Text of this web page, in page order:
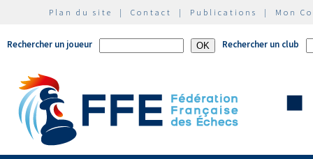
Plan du site | Contact | Publications | Mon
Rechercher un joueur Rechercher un club